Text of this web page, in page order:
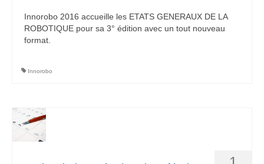
Innorobo 2016 accueille les ETATS GENERAUX DE LA
ROBOTIQUE pour sa 3° édition avec un tout nouveau
format.
Innorobo